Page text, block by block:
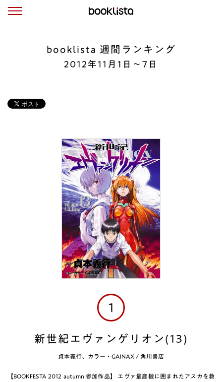
booklista 週間ランキング
2012年11月1日～7日
1
新世紀エヴァンゲリオン(13)
貞本義行、カラー・GAINAX / 角川書店
【BOOKFESTA 2012 autumn 参加作品】 エヴァ量産機に囲まれたアスカを救